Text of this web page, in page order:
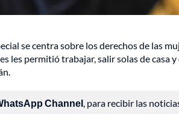
se centra sobre los derechos de las
les permitió trabajar, salir solas de
Channel, para recibir las